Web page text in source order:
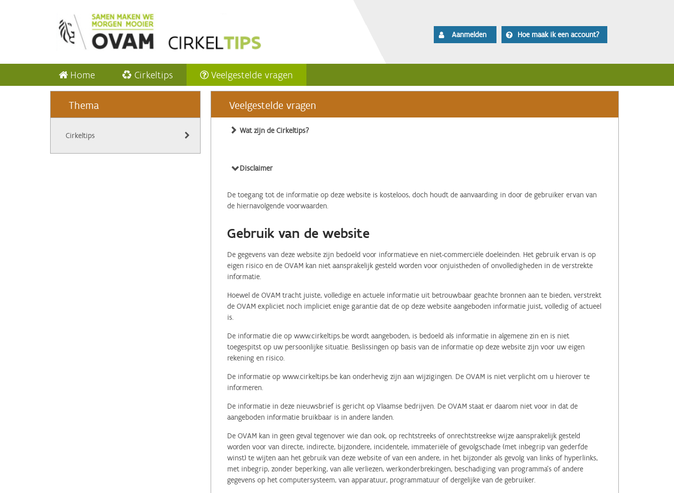
Aanmelden Hoe maak ik een account?
Home Cirkeltips Veelgestelde vragen
Thema
Cirkeltips
Veelgestelde vragen
Wat zijn de Cirkeltips?
Disclaimer
De toegang tot de informatie op deze website is kosteloos, doch houdt de aanvaarding in door de gebruiker ervan van
de hiernavolgende voorwaarden.
Gebruik van de website
De gegevens van deze website zijn bedoeld voor informatieve en niet-commerciële doeleinden. Het gebruik ervan is op
eigen risico en de OVAM kan niet aansprakelijk gesteld worden voor onjuistheden of onvolledigheden in de verstrekte
informatie.
Hoewel de OVAM tracht juiste, volledige en actuele informatie uit betrouwbaar geachte bronnen aan te bieden, verstrekt
de OVAM expliciet noch impliciet enige garantie dat de op deze website aangeboden informatie juist, volledig of actueel
is.
De informatie die op www.cirkeltips.be wordt aangeboden, is bedoeld als informatie in algemene zin en is niet
toegespitst op uw persoonlijke situatie. Beslissingen op basis van de informatie op deze website zijn voor uw eigen
rekening en risico.
De informatie op www.cirkeltips.be kan onderhevig zijn aan wijzigingen. De OVAM is niet verplicht om u hierover te
informeren.
De informatie in deze nieuwsbrief is gericht op Vlaamse bedrijven. De OVAM staat er daarom niet voor in dat de
aangeboden informatie bruikbaar is in andere landen.
De OVAM kan in geen geval tegenover wie dan ook, op rechtstreeks of onrechtstreekse wijze aansprakelijk gesteld
worden voor van directe, indirecte, bijzondere, incidentele, immateriële of gevolgschade (met inbegrip van gederfde
winst) te wijten aan het gebruik van deze website of van een andere, in het bijzonder als gevolg van links of hyperlinks,
met inbegrip, zonder beperking, van alle verliezen, werkonderbrekingen, beschadiging van programma's of andere
gegevens op het computersysteem, van apparatuur, programmatuur of dergelijke van de gebruiker.